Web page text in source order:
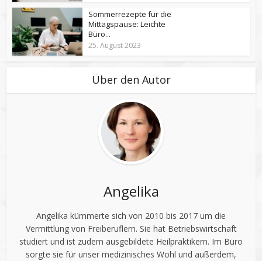
Sommerrezepte für die
Mittagspause: Leichte
Büro...
25. August 2023
Über den Autor
Angelika
Angelika kümmerte sich von 2010 bis 2017 um die
Vermittlung von Freiberuflern. Sie hat Betriebswirtschaft
studiert und ist zudem ausgebildete Heilpraktikern. Im Büro
sorgte sie für unser medizinisches Wohl und außerdem,